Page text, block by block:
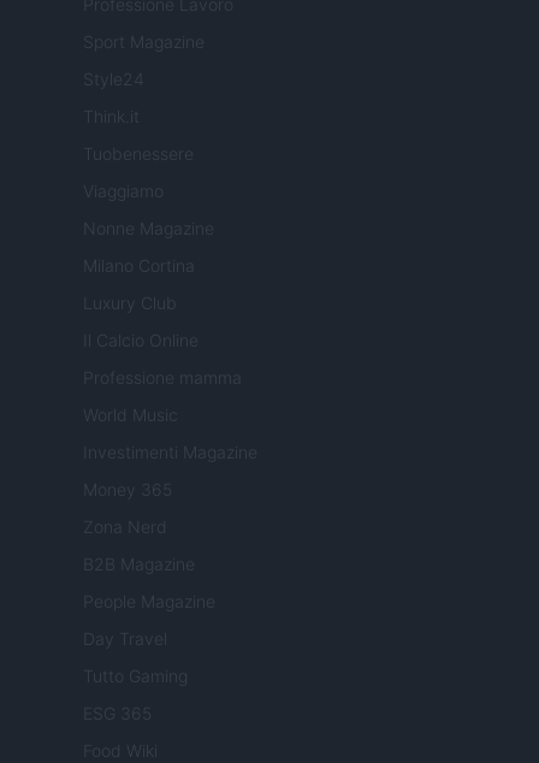
Professione Lavoro
Sport Magazine
Style24
Think.it
Tuobenessere
Viaggiamo
Nonne Magazine
Milano Cortina
Luxury Club
Il Calcio Online
Professione mamma
World Music
Investimenti Magazine
Money 365
Zona Nerd
B2B Magazine
People Magazine
Day Travel
Tutto Gaming
ESG 365
Food Wiki